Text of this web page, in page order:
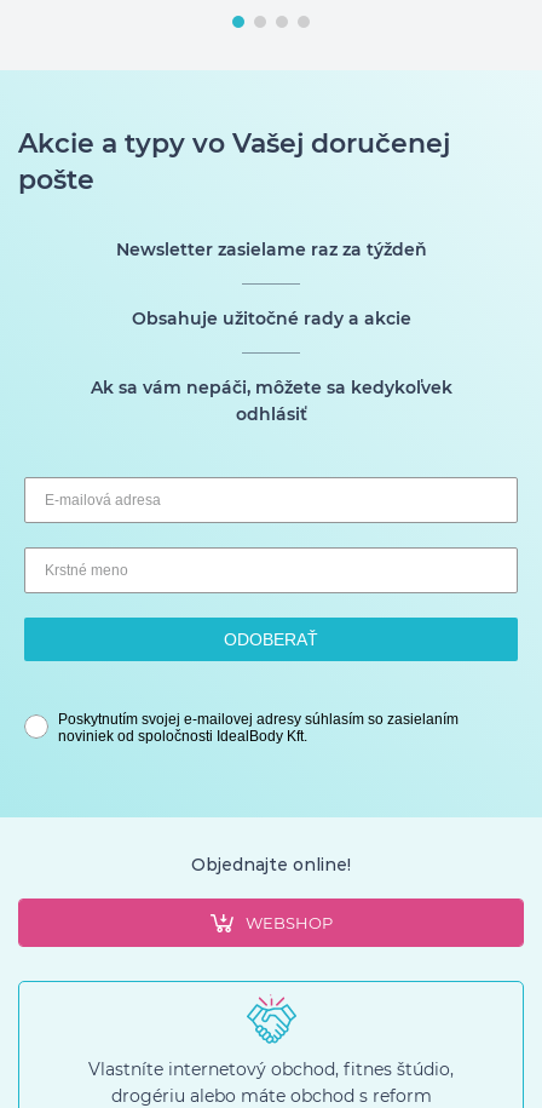
Akcie a typy vo Vašej doručenej
pošte
Newsletter zasielame raz za týždeň
Obsahuje užitočné rady a akcie
Ak sa vám nepáči, môžete sa kedykoľvek
odhlásiť
ODOBERAŤ
Poskytnutím svojej e-mailovej adresy súhlasím so zasielaním
noviniek od spoločnosti IdealBody Kft.
Objednajte online!
WEBSHOP
Vlastníte internetový obchod, fitnes štúdio,
drogériu alebo máte obchod s reform